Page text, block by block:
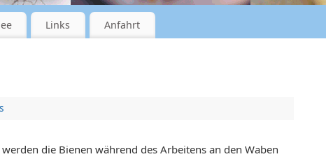
Links Anfahrt
die Bienen während des Arbeitens an den Waben